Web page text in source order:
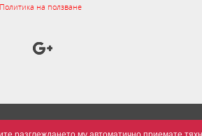
Политика на ползване